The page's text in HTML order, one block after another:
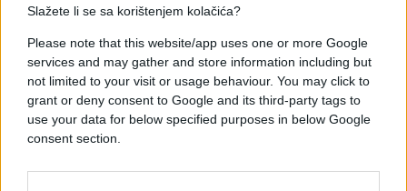
Slažete li se sa korištenjem kolačića?
Please note that this website/app uses one or more Google
services and may gather and store information including but
not limited to your visit or usage behaviour. You may click to
grant or deny consent to Google and its third-party tags to
use your data for below specified purposes in below Google
consent section.
Premijer Južne Australije Jay Weatherill je izjavio
da su požari u toj državi "izuzetno opasni".
(AA)